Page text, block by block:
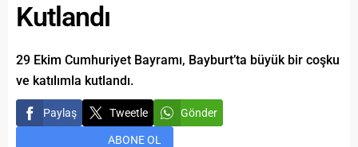
Kutlandı
29 Ekim Cumhuriyet Bayramı, Bayburt’ta büyük bir coşku
ve katılımla kutlandı.
Paylaş Tweetle Gönder
ABONE OL